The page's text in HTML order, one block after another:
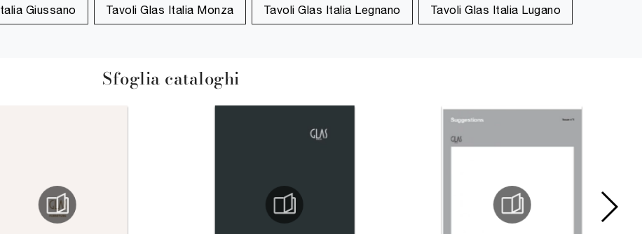
Giussano Tavoli Glas Italia Monza Tavoli Glas Italia Legnano Tavoli Glas Italia Lugano
Sfoglia cataloghi